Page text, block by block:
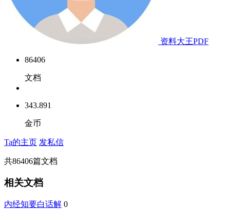
资料大王PDF
86406
文档
343.891
金币
Ta的主页 发私信
共86406篇文档
相关文档
内经知要白话解 0